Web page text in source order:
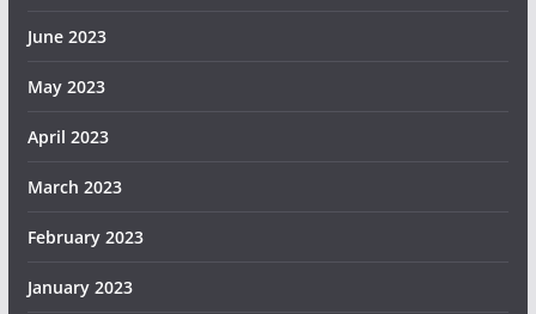
June 2023
May 2023
April 2023
March 2023
February 2023
January 2023